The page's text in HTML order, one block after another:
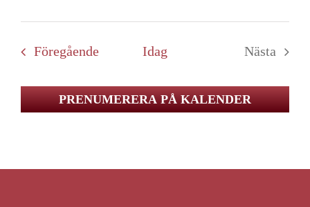
FöregåendeEvenemang
Idag
Nästa
PRENUMERERA PÅ KALENDER